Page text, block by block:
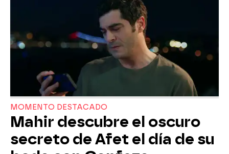
MOMENTO DESTACADO
Mahir descubre el oscuro
secreto de Afet el día de su